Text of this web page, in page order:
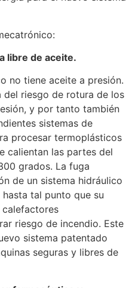
libre de aceite.
no tiene aceite a presión.
del riesgo de rotura de los
y por tanto también
sistemas de
procesar termoplásticos
calientan las partes del
grados. La fuga
de un sistema hidráulico
tal punto que su
riesgo de incendio. Este
sistema patentado
seguras y libres de